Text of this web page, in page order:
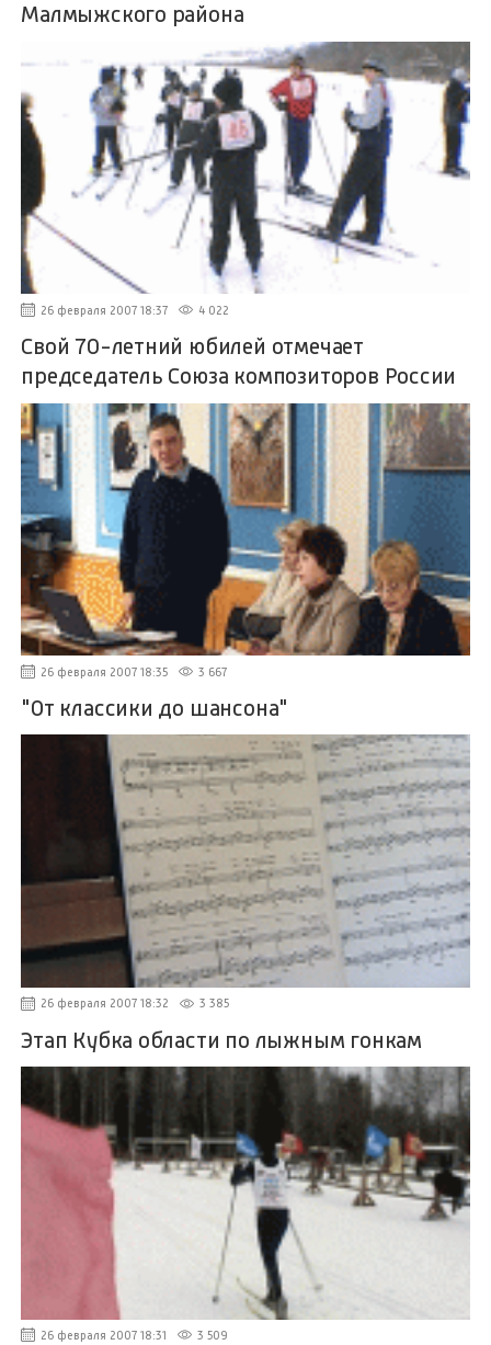
Малмыжского района
26 февраля 2007 18:37 4 022
Свой 70-летний юбилей отмечает
председатель Союза композиторов России
26 февраля 2007 18:35 3 667
"От классики до шансона"
26 февраля 2007 18:32 3 385
Этап Кубка области по лыжным гонкам
26 февраля 2007 18:31 3 509